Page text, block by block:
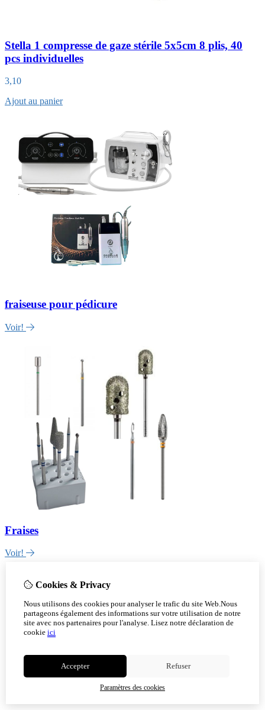
Stella 1 compresse de gaze stérile 5x5cm 8 plis, 40
pcs individuelles
3,10
Ajout au panier
fraiseuse pour pédicure
Voir!
Fraises
Voir!
Cookies & Privacy
Nous utilisons des cookies pour analyser le trafic du site Web.Nous
partageons également des informations sur votre utilisation de notre
site avec nos partenaires pour l'analyse. Lisez notre déclaration de
cookie ici
Accepter Refuser
Paramètres des cookies